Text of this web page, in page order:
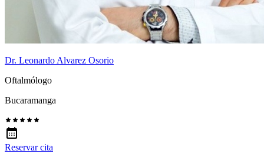
Dr. Leonardo Alvarez Osorio
Oftalmólogo
Bucaramanga
Reservar cita